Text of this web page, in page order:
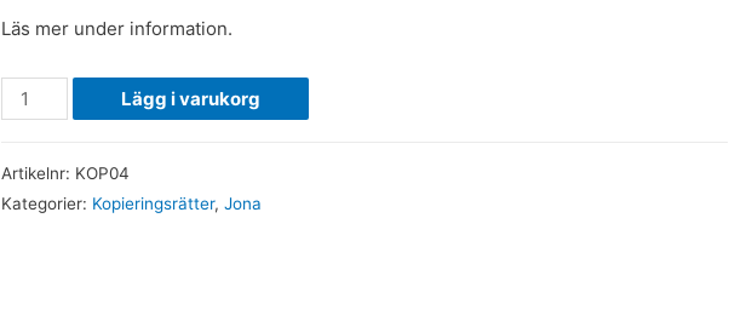
Läs mer under information.
Jona
-
Lägg i varukorg
Artikelnr: KOP04
Kategorier: Kopieringsrätter,Jona